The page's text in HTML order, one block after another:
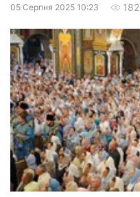
05 Серпня 2025 10:23 182